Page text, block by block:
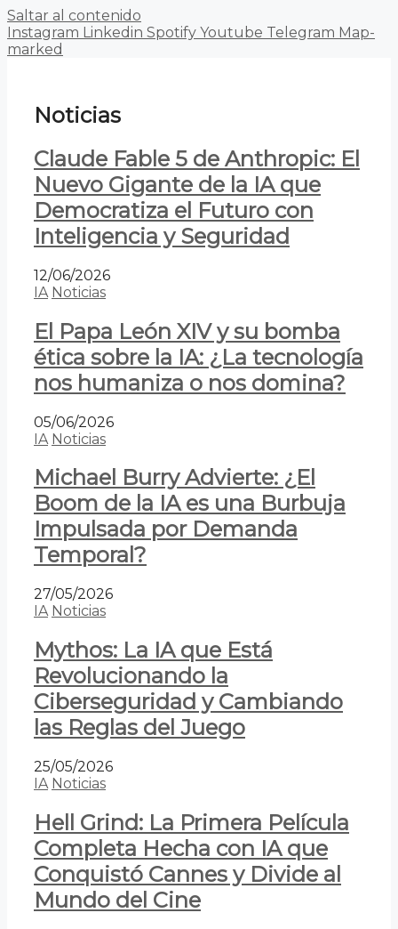
Saltar al contenido
Instagram Linkedin Spotify Youtube Telegram Map-
marked
Noticias
Claude Fable 5 de Anthropic: El
Nuevo Gigante de la IA que
Democratiza el Futuro con
Inteligencia y Seguridad
12/06/2026
IA Noticias
El Papa León XIV y su bomba
ética sobre la IA: ¿La tecnología
nos humaniza o nos domina?
05/06/2026
IA Noticias
Michael Burry Advierte: ¿El
Boom de la IA es una Burbuja
Impulsada por Demanda
Temporal?
27/05/2026
IA Noticias
Mythos: La IA que Está
Revolucionando la
Ciberseguridad y Cambiando
las Reglas del Juego
25/05/2026
IA Noticias
Hell Grind: La Primera Película
Completa Hecha con IA que
Conquistó Cannes y Divide al
Mundo del Cine